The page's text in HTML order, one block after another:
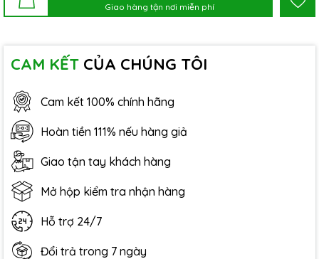
Giao hàng tận nơi miễn phí
CAM KẾT CỦA CHÚNG TÔI
Cam kết 100% chính hãng
Hoàn tiền 111% nếu hàng giả
Giao tận tay khách hàng
Mở hộp kiểm tra nhận hàng
Hỗ trợ 24/7
Đổi trả trong 7 ngày